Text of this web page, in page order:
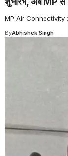
MP Air Connectivity :
ByAbhishek Singh